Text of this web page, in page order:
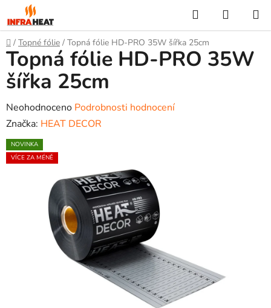
na
obsah
Hledat
KOŠÍK
Domů
/ Topné fólie / Topná fólie HD-PRO 35W šířka 25cm
Topná fólie HD-PRO 35W
šířka 25cm
Průměrné
hodnocení
produktu
je
hvězdiček.
Neohodnoceno Podrobnosti hodnocení
Značka: HEAT DECOR
NOVINKA
VÍCE ZA MÉNĚ